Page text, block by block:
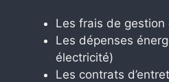
Les frais de gestion
Les dépenses
électricité)
Les contrats